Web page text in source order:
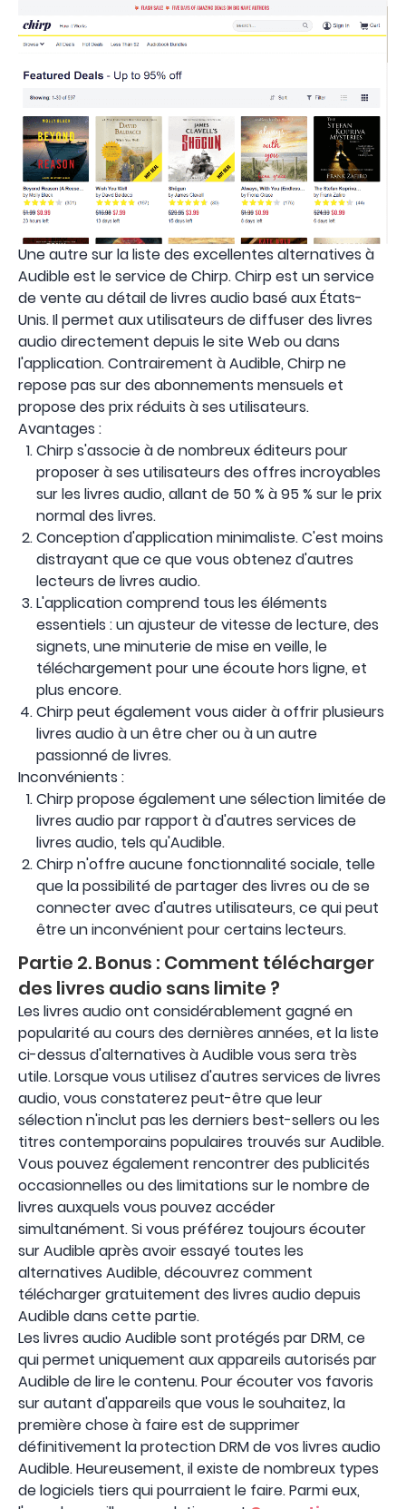
Une autre sur la liste des excellentes alternatives à
Audible est le service de Chirp. Chirp est un service
de vente au détail de livres audio basé aux États-
Unis. Il permet aux utilisateurs de diffuser des livres
audio directement depuis le site Web ou dans
l'application. Contrairement à Audible, Chirp ne
repose pas sur des abonnements mensuels et
propose des prix réduits à ses utilisateurs.
Avantages :
Chirp s'associe à de nombreux éditeurs pour
proposer à ses utilisateurs des offres incroyables
sur les livres audio, allant de 50 % à 95 % sur le prix
normal des livres.
Conception d'application minimaliste. C'est moins
distrayant que ce que vous obtenez d'autres
lecteurs de livres audio.
L'application comprend tous les éléments
essentiels : un ajusteur de vitesse de lecture, des
signets, une minuterie de mise en veille, le
téléchargement pour une écoute hors ligne, et
plus encore.
Chirp peut également vous aider à offrir plusieurs
livres audio à un être cher ou à un autre
passionné de livres.
Inconvénients :
Chirp propose également une sélection limitée de
livres audio par rapport à d'autres services de
livres audio, tels qu'Audible.
Chirp n'offre aucune fonctionnalité sociale, telle
que la possibilité de partager des livres ou de se
connecter avec d'autres utilisateurs, ce qui peut
être un inconvénient pour certains lecteurs.
Partie 2. Bonus : Comment télécharger
des livres audio sans limite ?
Les livres audio ont considérablement gagné en
popularité au cours des dernières années, et la liste
ci-dessus d'alternatives à Audible vous sera très
utile. Lorsque vous utilisez d'autres services de livres
audio, vous constaterez peut-être que leur
sélection n'inclut pas les derniers best-sellers ou les
titres contemporains populaires trouvés sur Audible.
Vous pouvez également rencontrer des publicités
occasionnelles ou des limitations sur le nombre de
livres auxquels vous pouvez accéder
simultanément. Si vous préférez toujours écouter
sur Audible après avoir essayé toutes les
alternatives Audible, découvrez comment
télécharger gratuitement des livres audio depuis
Audible dans cette partie.
Les livres audio Audible sont protégés par DRM, ce
qui permet uniquement aux appareils autorisés par
Audible de lire le contenu. Pour écouter vos favoris
sur autant d'appareils que vous le souhaitez, la
première chose à faire est de supprimer
définitivement la protection DRM de vos livres audio
Audible. Heureusement, il existe de nombreux types
de logiciels tiers qui pourraient le faire. Parmi eux,